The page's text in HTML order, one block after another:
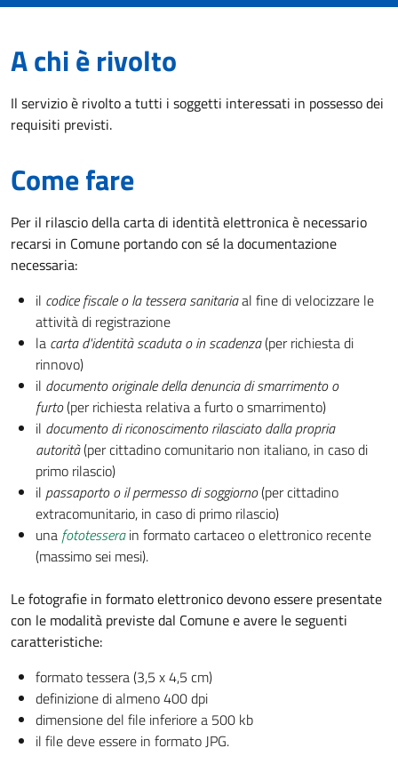
A chi è rivolto
Il servizio è rivolto a tutti i soggetti interessati in possesso dei
requisiti previsti.
Come fare
Per il rilascio della carta di identità elettronica è necessario
recarsi in Comune portando con sé la documentazione
necessaria:
il codice fiscale o la tessera sanitariaal fine di velocizzare le
attività di registrazione
la carta d'identità scaduta o in scadenza(per richiesta di
rinnovo)
il documento originale della denuncia di smarrimento o
furto(per richiesta relativa a furto o smarrimento)
il documento di riconoscimento rilasciato dalla propria
autorità(per cittadino comunitario non italiano, in caso di
primo rilascio)
il passaporto o il permesso di soggiorno(per cittadino
extracomunitario, in caso di primo rilascio)
una fototessera in formato cartaceo o elettronico recente
(massimo sei mesi).
Le fotografie in formato elettronico devono essere presentate
con le modalità previste dal Comune e avere le seguenti
caratteristiche:
formato tessera (3,5 x 4,5 cm)
definizione di almeno 400 dpi
dimensione del file inferiore a 500 kb
il file deve essere in formato JPG.